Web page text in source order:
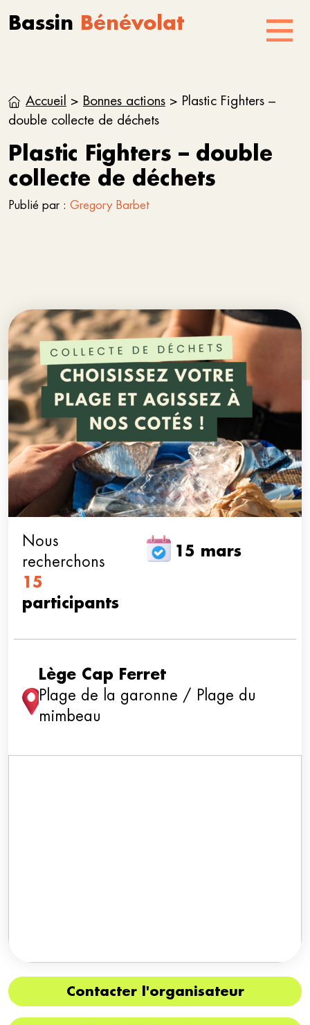
Bassin Bénévolat
Accueil > Bonnes actions > Plastic Fighters –
double collecte de déchets
Plastic Fighters – double
collecte de déchets
Publié par : Gregory Barbet
Nous
recherchons
15
participants
15 mars
Lège Cap Ferret
Plage de la garonne / Plage du
mimbeau
Contacter l'organisateur